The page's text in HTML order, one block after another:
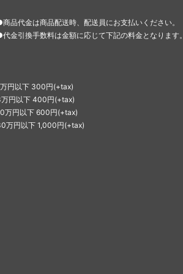
品代金は商品配送時、配送員にお支払いください。
金引換手数料は金額に応じて下記の料金となります。
円以下 300円(+tax)
円以下 400円(+tax)
万円以下 600円(+tax)
万円以下 1,000円(+tax)